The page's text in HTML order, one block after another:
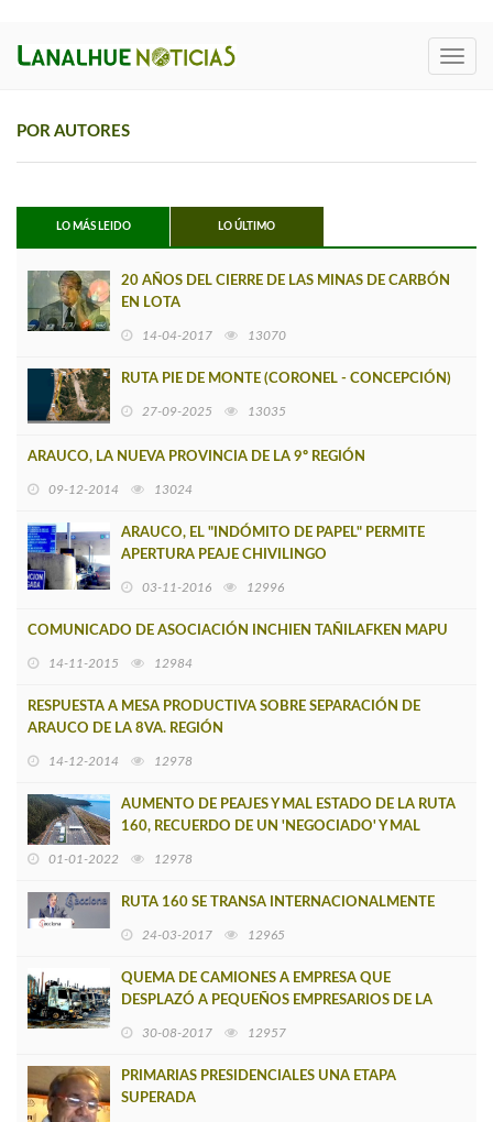
POR AUTORES
LO MÁS LEIDO LO ÚLTIMO
20 AÑOS DEL CIERRE DE LAS MINAS DE CARBÓN
EN LOTA
14-04-2017 13070
RUTA PIE DE MONTE (CORONEL - CONCEPCIÓN)
27-09-2025 13035
ARAUCO, LA NUEVA PROVINCIA DE LA 9º REGIÓN
09-12-2014 13024
ARAUCO, EL "INDÓMITO DE PAPEL" PERMITE
APERTURA PEAJE CHIVILINGO
03-11-2016 12996
COMUNICADO DE ASOCIACIÓN INCHIEN TAÑILAFKEN MAPU
14-11-2015 12984
RESPUESTA A MESA PRODUCTIVA SOBRE SEPARACIÓN DE
ARAUCO DE LA 8VA. REGIÓN
14-12-2014 12978
AUMENTO DE PEAJES Y MAL ESTADO DE LA RUTA
160, RECUERDO DE UN 'NEGOCIADO' Y MAL
01-01-2022 12978
RUTA 160 SE TRANSA INTERNACIONALMENTE
24-03-2017 12965
QUEMA DE CAMIONES A EMPRESA QUE
DESPLAZÓ A PEQUEÑOS EMPRESARIOS DE LA
30-08-2017 12957
PRIMARIAS PRESIDENCIALES UNA ETAPA
SUPERADA